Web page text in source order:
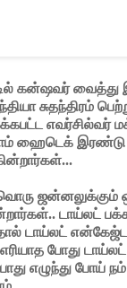
கன்ஷவர் வைத்து
சுதந்திரம்
எவர்சில்வர்
ஹைடெக் இரண்டு
ஜன்னலுக்கும்
டாய்லட்
டாய்லட்
போது டாய்லட்
எழுந்து போய்